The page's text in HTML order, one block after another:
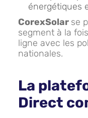
énergétiques
CorexSolar se
segment à la
ligne avec les
nationales.
La
Direct